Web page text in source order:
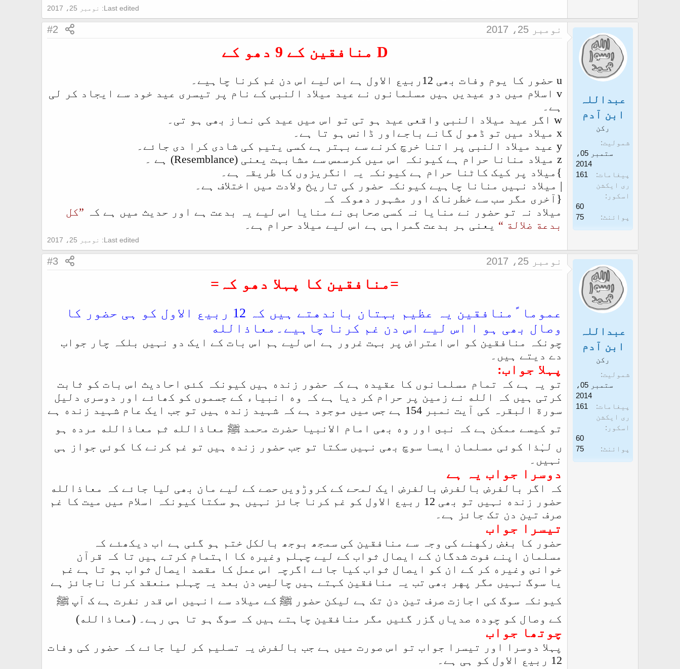
Last edited: نومبر 25، 2017
عبداللہ
ابن آدم
رکن
شمولیت
ستمبر 05،
2014
پیغامات
161
ری ایکشن
اسکور
60
پوائنٹ
75
نومبر 25، 2017 #2
D منافقین کے 9 دھو کے
u حضور کا یوم وفات بھی 12ربیع الاول ہے اس لیے اس دن غم كرنا چاہیے۔
v اسلام میں دو عیدیں ہیں مسلمانوں نے عید میلاد النبی کے نام پر تیسری عید خود سے ایجاد کر لی
ہے۔
w اگر عید میلاد النبی واقعی عید ہو تی تو اس میں عید کی نماز بھی ہو تی۔
x میلاد میں تو ڈھو ل گانے باجےاور ڈانس ہو تا ہے۔
y عید میلاد النبی پر اتنا خرچ کرنے سے بہتر ہے کسی یتیم کی شادی کرا دی جائے۔
z میلاد منانا حرام ہے کیونکہ اس میں کرسمس سے مشابہت یعنی (Resemblance) ہے ۔
} میلاد پر کیک کاٹنا حرام ہے کیونکہ یہ انگریزوں کا طريقہ ہے۔
| میلاد نہیں منانا چاہیے کیونکہ حضور کی تاریخ ولادت میں اختلاف ہے۔
{ آخرى مگر سب سے خطرناک اور مشہور دھوکہ کہ
میلاد نہ تو حضور نے منایا نہ کسی صحابى نے منایا اس لیے یہ بدعت ہے اور حديث میں ہے کہ ”کل
بدعة ضلالة “ یعنی ہر بدعت گمراہی ہے اس لیے میلاد حرام ہے۔
Last edited: نومبر 25، 2017
عبداللہ
ابن آدم
رکن
شمولیت
ستمبر 05،
2014
پیغامات
161
ری ایکشن
اسکور
60
پوائنٹ
75
نومبر 25، 2017 #3
=منافقین کا پہلا دھو کہ =
عموما ًمنافقين یہ عظيم بہتان باندهتے ہیں کہ 12 ربیع الاول کو ہی حضور كا
وصال بھی ہو ا اس ليے اس دن غم كرنا چاہیے۔معاذالله
چونکہ منافقین كو اس اعتراض پر بہت غرور ہے اس لیے ہم اس بات کے ایک دو نہیں بلکہ چار جواب
دے دیتے ہیں۔
پہلا جواب:
تو یہ ہے کہ تمام مسلمانوں کا عقیده ہے کہ حضور زنده ہیں کیونکہ كئى احاديث اس بات کو ثابت
کرتی ہیں کہ الله نے زمین پر حرام كر ديا ہے کہ وه انبیاء کے جسموں کو کھائے اور دوسری دلیل
سورة البقرہ کی آیت نمبر 154 ہے جس میں موجود ہے کہ شہید زنده ہیں تو جب ایک عام شہید زنده ہے
تو کیسے ممکن ہے کہ نبى اور وه بھی امام الانبیا حضرت محمد ﷺ معاذالله ثم معاذالله مرده ہو
ں لہٰذا كوئی مسلمان ایسا سوچ بھی نہیں سکتا تو جب حضور زنده ہیں تو غم كرنے کا کوئی جواز ہی
نہیں۔
دوسرا جواب یہ ہے
کہ اگر بالفرض بالفرض بالفرض ايک لمحے کے کروڑویں حصے کے لیے مان بھی لیا جائے کہ معاذالله
حضور زنده نہیں تو بھی 12 ربیع الاول کو غم کرنا جائز نہیں ہو سکتا کیونکہ اسلام میں میت کا غم
صرف تين دن تک جائز ہے۔
تیسرا جواب
حضور كا بغض ركهنے کی وجہ سے منافقین کی سمجھ بوجھ بالکل ختم ہو گئی ہے اب دیکھئے کہ
مسلمان اپنے فوت شدگان کے ايصال ثواب کے لیے چہلم وغيره کا اہتمام کرتے ہیں تا کہ قرآن
خوانى وغيره کر کے ان کو ایصال ثواب كيا جائے اگرچہ اس عمل کا مقصد ايصال ثواب ہو تا ہے غم
يا سوگ نہیں مگر پهر بھی تب یہ منافقین کہتے ہیں چالیس دن بعد یہ چہلم منعقد کرنا ناجائز ہے
کیونکہ سوگ کی اجازت صرف تين دن تک ہے لیکن حضور ﷺ كے میلاد سے انہیں اس قدر نفرت ہے ک آپ ﷺ
کے وصال کو چوده صدياں گزر گئیں مگر منافقین چاہتے ہیں کہ سوگ ہو تا ہی رہے۔ (معاذالله)
چوتھا جواب
پہلا دوسرا اور تیسرا جواب تو اس صورت میں ہے جب بالفرض یہ تسلیم کر لیا جائے کہ حضور کی وفات
12 ربیع الاول کو ہی ہے۔